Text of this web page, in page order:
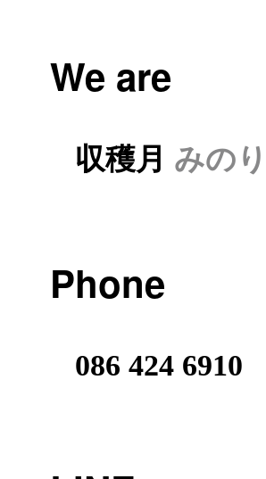
We are
収穫月 みの
Phone
086 424 6910